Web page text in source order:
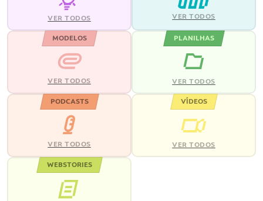
VER TODOS VER TODOS
MODELOS
VER TODOS
PLANILHAS
VER TODOS
PODCASTS
VER TODOS
VÍDEOS
VER TODOS
WEBSTORIES